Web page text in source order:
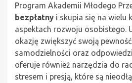
Program Akademii Młodego
bezpłatny i skupia się na wielu
aspektach rozwoju osobistego.
okazję zwiększyć swoją
samodzielności oraz
oferuje również narzędzia do
stresem i presją, które są